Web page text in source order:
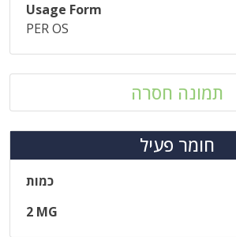
Usage Form
PER OS
תמונה חסרה
חומר פעיל
כמות
2 MG